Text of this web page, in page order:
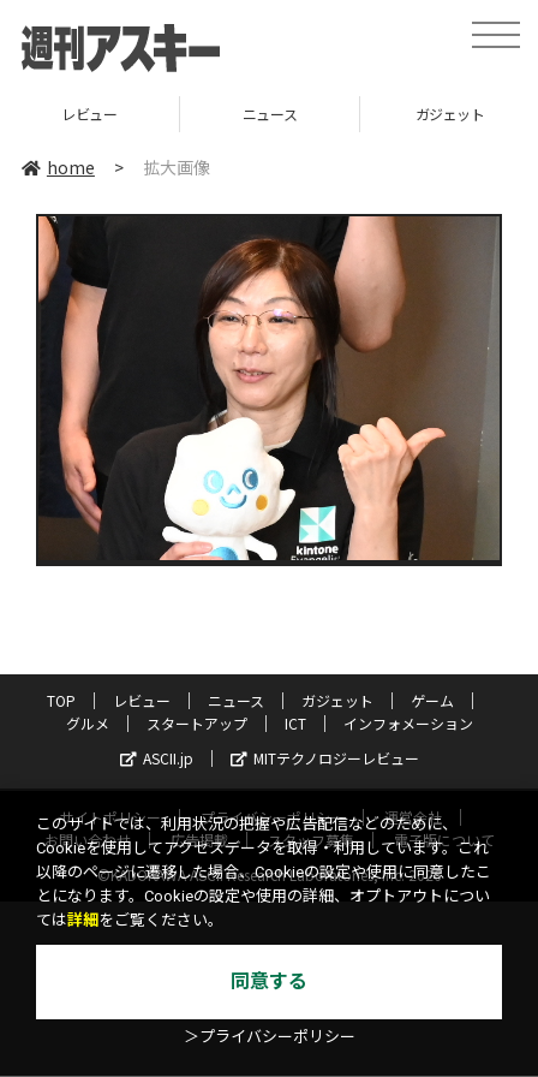
toggle
レビュー ニュース ガジェット
home > 拡大画像
TOP レビュー ニュース ガジェット
ゲーム
グルメ
スタートアップ ICT
インフォメーション
ASCII.jp
MITテクノロジーレビュー
サイトポリシー プライバシーポリシー
運営会社
お問い合わせ
広告掲載 スタッフ募集
電子版について
©KADOKAWA ASCII Research Laboratories, Inc. 2026
このサイトでは、利用状況の把握や広告配信などのために、
Cookieを使用してアクセスデータを取得・利用しています。これ
以降のページに遷移した場合、Cookieの設定や使用に同意したこ
とになります。Cookieの設定や使用の詳細、オプトアウトについ
ては詳細 をご覧ください。
同意する
＞プライバシーポリシー